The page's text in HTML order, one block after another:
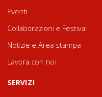
Eventi
Collaborazioni e Festival
Notizie e Area stampa
Lavora con noi
SERVIZI